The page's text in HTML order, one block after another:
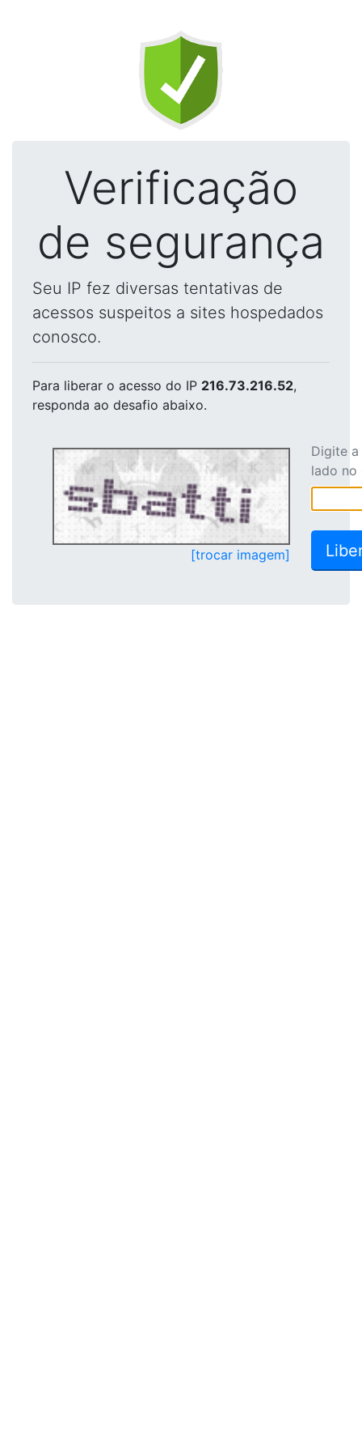
Verificação
de segurança
Seu IP fez diversas tentativas de
acessos suspeitos a sites hospedados
conosco.
Para liberar o acesso do IP 216.73.216.52,
responda ao desafio abaixo.
[trocar imagem]
Digite
lado no